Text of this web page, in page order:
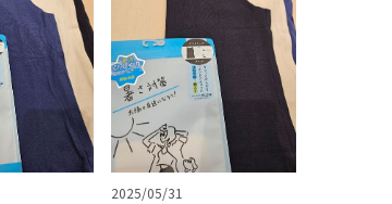
2025/05/31